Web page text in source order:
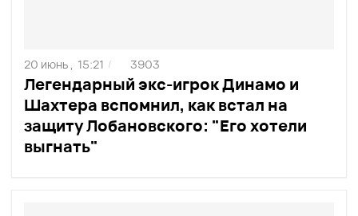
Легендарный экс-игрок Динамо и
Шахтера вспомнил, как встал на
защиту Лобановского: "Его хотели
выгнать"
20 июнь , 15:21 / 3903